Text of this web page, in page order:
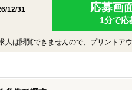
12/31
応募画
1分で応
は閲覧できませんので、プリントア